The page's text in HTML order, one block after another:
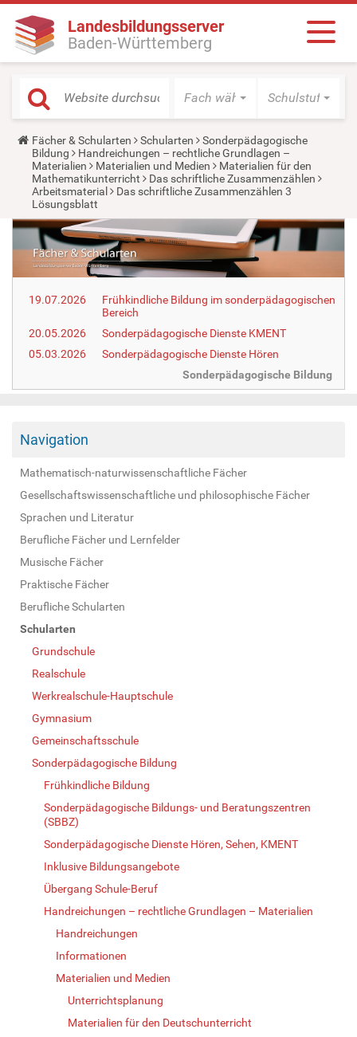
Landesbildungsserver
Baden-Württemberg
Fach wählen Schulstufe
Y
o
u
a
r
e
h
e
e
Fächer & Schularten Schularten
Sonderpädagogische
Bildung
Handreichungen – rechtliche Grundlagen –
Materialien
Materialien und Medien
Materialien für den
Mathematikunterricht
Das schriftliche Zusammenzählen
Arbeitsmaterial
Das schriftliche Zusammenzählen 3
Lösungsblatt
19.07.2026
Frühkindliche Bildung im sonderpädagogischen
Bereich
20.05.2026
Sonderpädagogische Dienste KMENT
05.03.2026
Sonderpädagogische Dienste Hören
Sonderpädagogische Bildung
Navigation
Mathematisch-naturwissenschaftliche Fächer
Gesellschaftswissenschaftliche und philosophische Fächer
Sprachen und Literatur
Berufliche Fächer und Lernfelder
Musische Fächer
Praktische Fächer
Berufliche Schularten
Schularten
Grundschule
Realschule
Werkrealschule-Hauptschule
Gymnasium
Gemeinschaftsschule
Sonderpädagogische Bildung
Frühkindliche Bildung
Sonderpädagogische Bildungs- und Beratungszentren
(SBBZ)
Sonderpädagogische Dienste Hören, Sehen, KMENT
Inklusive Bildungsangebote
Übergang Schule-Beruf
Handreichungen – rechtliche Grundlagen – Materialien
Handreichungen
Informationen
Materialien und Medien
Unterrichtsplanung
Materialien für den Deutschunterricht